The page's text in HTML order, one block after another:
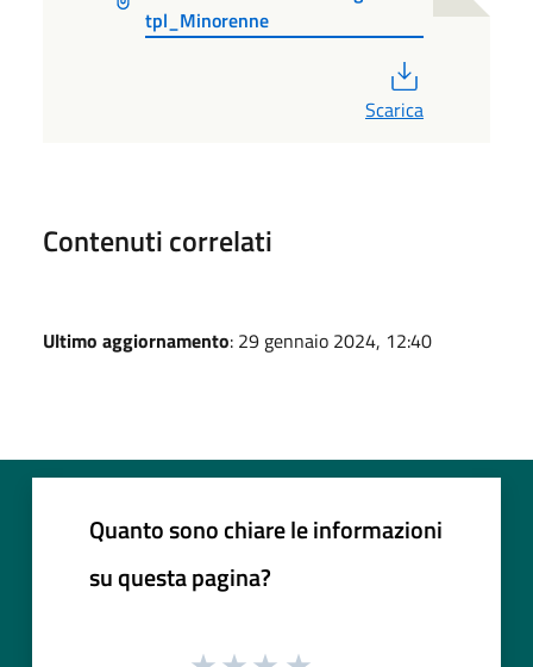
tpl_Minorenne
Scarica
Contenuti correlati
Ultimo aggiornamento: 29 gennaio 2024, 12:40
Quanto sono chiare le informazioni
su questa pagina?